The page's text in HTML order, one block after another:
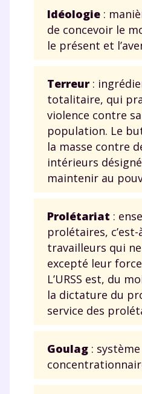
Idéologie :
de concevoir le
le présent et
Terreur :
totalitaire, qui
violence contre
population. Le
la masse contre
intérieurs
maintenir au
Prolétariat :
prolétaires,
travailleurs qui
excepté leur
L’URSS est, du
la dictature du
service des
Goulag : système